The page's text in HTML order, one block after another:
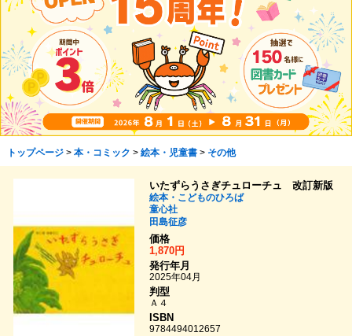
トップページ> 本・コミック > 絵本・児童書> その他
いたずらうさぎチュローチュ 改訂新版
絵本・こどものひろば
童心社
田島征彦
価格
1,870円
発行年月
2025年04月
判型
Ａ４
ISBN
9784494012657